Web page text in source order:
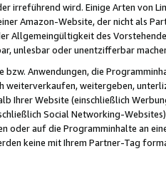
irreführend wird. Einige Arten von
Amazon-Website, der nicht als
Allgemeingültigkeit des
unlesbar oder unentzifferbar
bzw. Anwendungen, die
weiterverkaufen, weitergeben,
Ihrer Website (einschließlich
Social Networking-
oder auf die Programminhalte an
keine mit Ihrem Partner-Tag